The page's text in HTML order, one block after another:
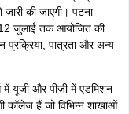
की जाएगी। पटना
12 जुलाई तक आयोजित की
प्रक्रिया, पात्रता और अन्य
में यूजी और पीजी में एडमिशन
कॉलेज हैं जो विभिन्न शाखाओं